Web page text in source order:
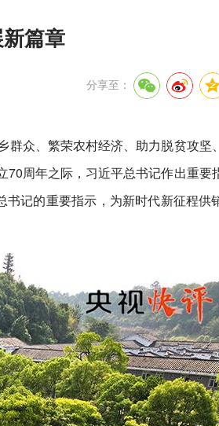
篇章
分享至：
群众、繁荣农村经济、助力脱贫攻坚
70周年之际，习近平总书记作出重要
记的重要指示，为新时代新征程供